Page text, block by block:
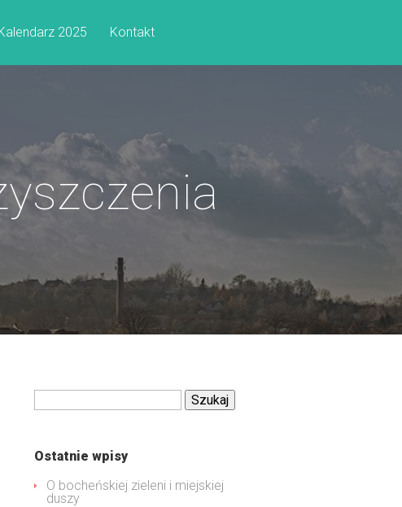
2025 Kontakt
Szukaj:
Ostatnie wpisy
O bocheńskiej zieleni i miejskiej
duszy